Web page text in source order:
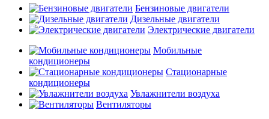
Бензиновые двигатели
Дизельные двигатели
Электрические двигатели
Мобильные
кондиционеры
Стационарные
кондиционеры
Увлажнители воздуха
Вентиляторы